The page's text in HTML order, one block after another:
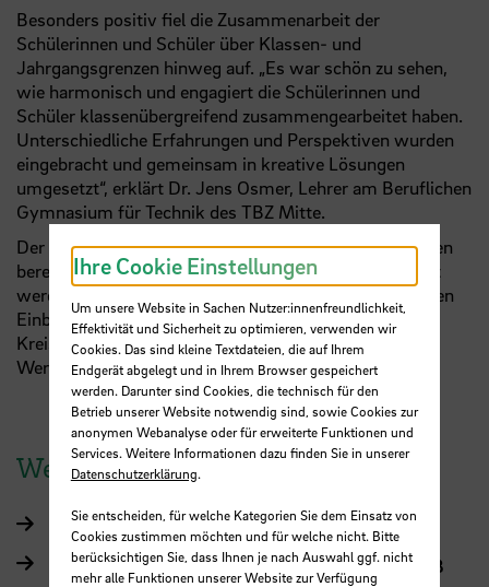
Besonders positiv fiel die Zusammenarbeit der
Schülerinnen und Schüler über Klassen- und
Jahrgangsgrenzen hinweg auf. „Es war schön zu sehen,
wie harmonisch und engagiert die Schülerinnen und
Schüler klassenübergreifend zusammengearbeitet haben.
Unterschiedliche Erfahrungen und Perspektiven wurden
eingebracht und gemeinsam in kreative Lösungen
umgesetzt“, erklärt Dr. Jens Osmer, Lehrer am Beruflichen
Gymnasium für Technik des TBZ Mitte.
Der Workshop verdeutlicht, wie Nachhaltigkeitsthemen
bereits in der schulischen Bildung praxisnah vermittelt
werden können. Gleichzeitig erhalten die Teilnehmenden
Einblicke in aktuelle Forschungsansätze zur
Kreislaufwirtschaft und zur Entwicklung nachhaltiger
Werkstoffe.
Weitere Informationen
TrashForm auf Instagram
Arbeitsgruppe Biologische Werkstoffe an der HSB
Ihre Cookie Einstellungen
Um unsere Website in Sachen Nutzer:innenfreundlichkeit,
Effektivität und Sicherheit zu optimieren, verwenden wir
Cookies. Das sind kleine Textdateien, die auf Ihrem
Endgerät abgelegt und in Ihrem Browser gespeichert
werden. Darunter sind Cookies, die technisch für den
Betrieb unserer Website notwendig sind, sowie Cookies zur
anonymen Webanalyse oder für erweiterte Funktionen und
Services. Weitere Informationen dazu finden Sie in unserer
Datenschutzerklärung.
Sie entscheiden, für welche Kategorien Sie dem Einsatz von
Cookies zustimmen möchten und für welche nicht. Bitte
berücksichtigen Sie, dass Ihnen je nach Auswahl ggf. nicht
mehr alle Funktionen unserer Website zur Verfügung